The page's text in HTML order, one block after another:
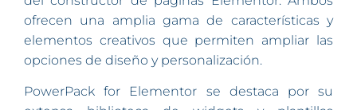
ofrecen una amplia gama de características y
elementos creativos que permiten ampliar las
opciones de diseño y personalización.
PowerPack for Elementor se destaca por su